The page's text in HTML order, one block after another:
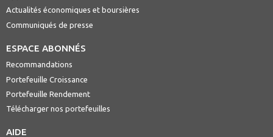
Actualités économiques et boursières
Communiqués de presse
ESPACE ABONNÉS
Recommandations
Portefeuille Croissance
Portefeuille Rendement
Télécharger nos portefeuilles
AIDE